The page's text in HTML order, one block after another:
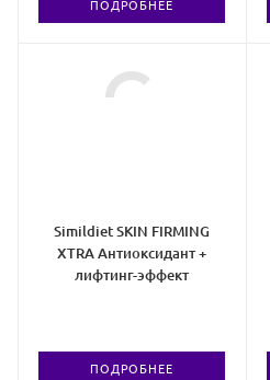
ПОДРОБНЕЕ
Simildiet SKIN FIRMING
XTRA Антиоксидант +
лифтинг-эффект
ПОДРОБНЕЕ